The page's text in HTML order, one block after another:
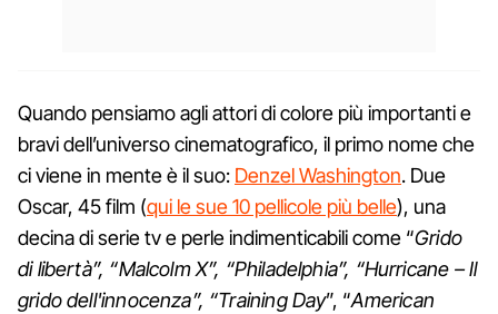
Quando pensiamo agli attori di colore più importanti e
bravi dell’universo cinematografico, il primo nome che
ci viene in mente è il suo: Denzel Washington. Due
Oscar, 45 film (qui le sue 10 pellicole più belle), una
decina di serie tv e perle indimenticabili come “Grido
di libertà”, “Malcolm X”, “Philadelphia”, “Hurricane – Il
grido dell'innocenza”, “Training Day”, “American